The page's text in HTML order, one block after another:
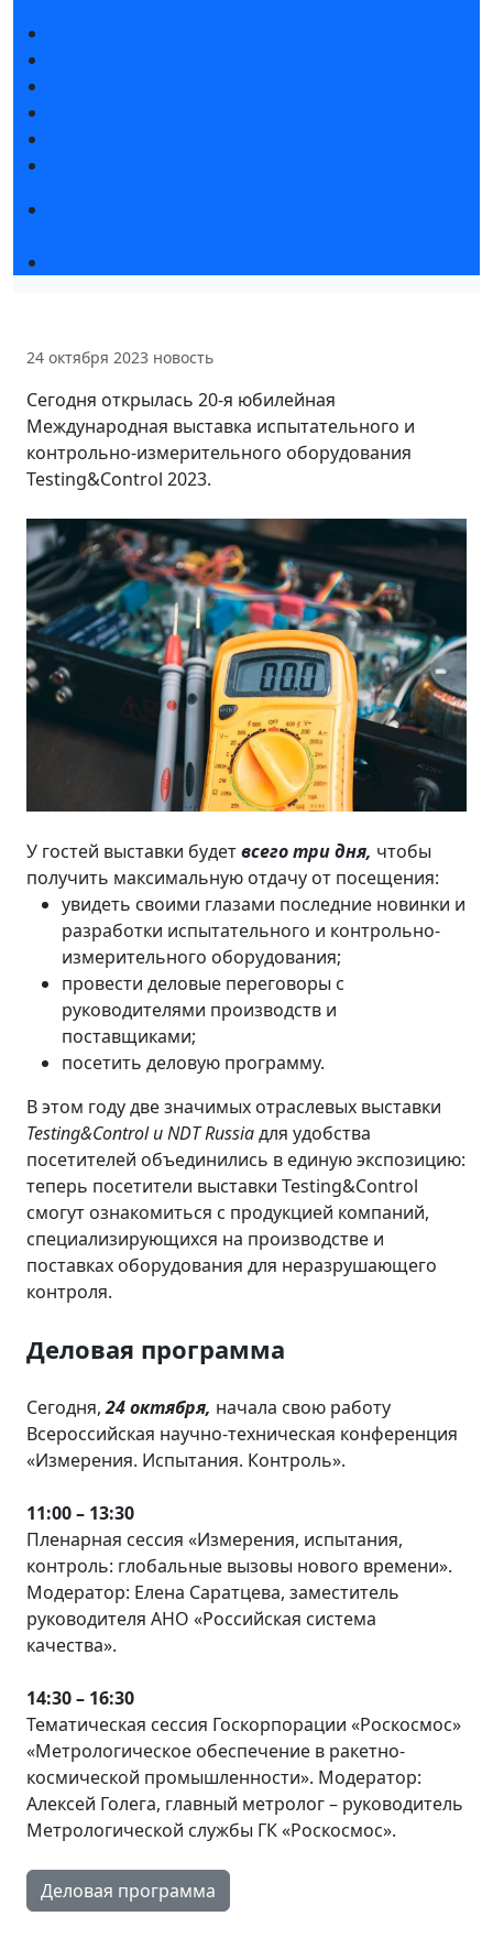
24 октября 2023 новость
Сегодня открылась 20-я юбилейная
Международная выставка испытательного и
контрольно-измерительного оборудования
Testing&Control 2023.
У гостей выставки будетвсего три дня, чтобы
получить максимальную отдачу от посещения:
увидеть своими глазами последние новинки и
разработки испытательного и контрольно-
измерительного оборудования;
провести деловые переговоры с
руководителями производств и
поставщиками;
посетить деловую программу.
В этом году две значимых отраслевых выставки
Testing&Control и NDT Russiaдля удобства
посетителей объединились в единую экспозицию:
теперь посетители выставки Testing&Control
смогут ознакомиться с продукцией компаний,
специализирующихся на производстве и
поставках оборудования для неразрушающего
контроля.
Деловая программа
Сегодня,24 октября, начала свою работу
Всероссийская научно-техническая конференция
«Измерения. Испытания. Контроль».
11:00 – 13:30
Пленарная сессия «Измерения, испытания,
контроль: глобальные вызовы нового времени».
Модератор: Елена Саратцева, заместитель
руководителя АНО «Российская система
качества».
14:30 – 16:30
Тематическая сессия Госкорпорации «Роскосмос»
«Метрологическое обеспечение в ракетно-
космической промышленности». Модератор:
Алексей Голега, главный метролог – руководитель
Метрологической службы ГК «Роскосмос».
Деловая программа